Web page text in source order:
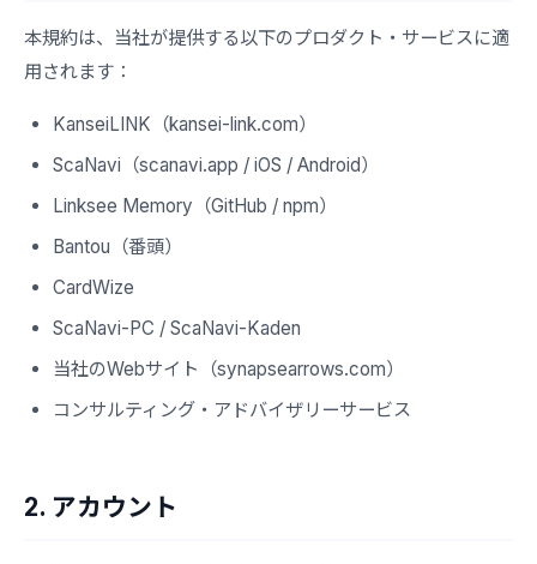
本規約は、当社が提供する以下のプロダクト・サービスに適
用されます：
KanseiLINK（kansei-link.com）
ScaNavi（scanavi.app / iOS / Android）
Linksee Memory（GitHub / npm）
Bantou（番頭）
CardWize
ScaNavi-PC / ScaNavi-Kaden
当社のWebサイト（synapsearrows.com）
コンサルティング・アドバイザリーサービス
2. アカウント